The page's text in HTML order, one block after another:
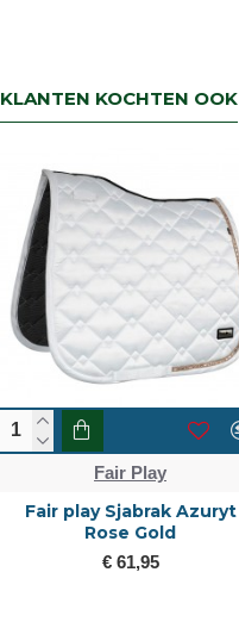
KLANTEN KOCHTEN OOK
Fair Play
Fair play Sjabrak Azuryt
Rose Gold
€ 61,95